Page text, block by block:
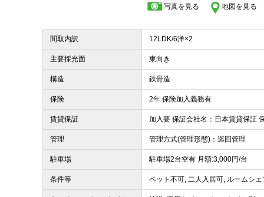
写真を見る 地図を見る
間取内訳 12LDK/6洋×2
主要採光面 東向き
構造 鉄骨造
保険 2年 保険加入義務有
賃貸保証 加入要 保証会社名：日本賃貸保証
管理 管理方式(管理形態)：巡回管理
駐車場 駐車場2台空有 月額:3,000円/台
条件等 ペット不可, 二人入居可, ルームシェ